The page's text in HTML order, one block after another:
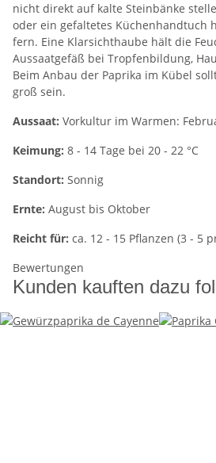
nicht direkt auf kalte Steinbänke
oder ein gefaltetes Küchenhandtuch
fern. Eine Klarsichthaube hält die
Aussaatgefäß bei Tropfenbildung,
Beim Anbau der Paprika im Kübel
groß sein.
Aussaat: Vorkultur im Warmen:
Keimung: 8 - 14 Tage bei 20 - 22 °C
Standort: Sonnig
Ernte: August bis Oktober
Reicht für: ca. 12 - 15 Pflanzen (3 - 5
Bewertungen
Kunden kauften dazu